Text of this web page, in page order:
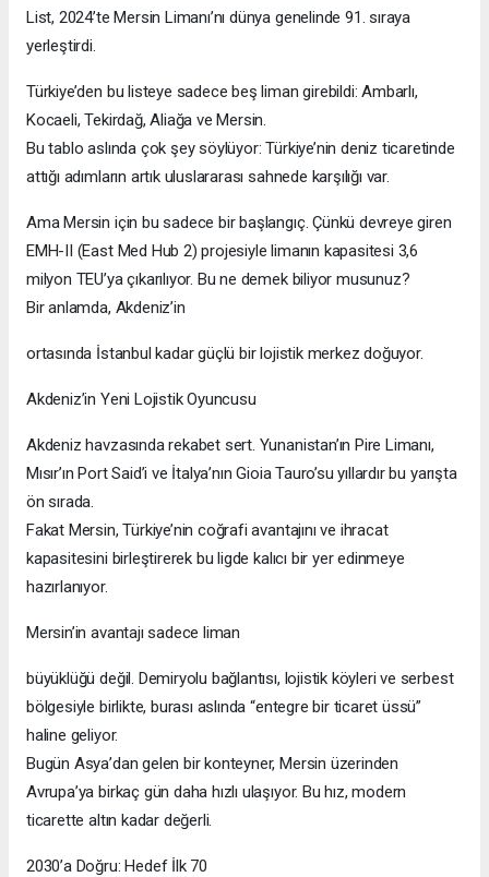
List, 2024’te Mersin Limanı’nı dünya genelinde 91. sıraya
yerleştirdi.
Türkiye’den bu listeye sadece beş liman girebildi: Ambarlı,
Kocaeli, Tekirdağ, Aliağa ve Mersin.
Bu tablo aslında çok şey söylüyor: Türkiye’nin deniz ticaretinde
attığı adımların artık uluslararası sahnede karşılığı var.
Ama Mersin için bu sadece bir başlangıç. Çünkü devreye giren
EMH-II (East Med Hub 2) projesiyle limanın kapasitesi 3,6
milyon TEU’ya çıkarılıyor. Bu ne demek biliyor musunuz?
Bir anlamda, Akdeniz’in
ortasında İstanbul kadar güçlü bir lojistik merkez doğuyor.
Akdeniz’in Yeni Lojistik Oyuncusu
Akdeniz havzasında rekabet sert. Yunanistan’ın Pire Limanı,
Mısır’ın Port Said’i ve İtalya’nın Gioia Tauro’su yıllardır bu yarışta
ön sırada.
Fakat Mersin, Türkiye’nin coğrafi avantajını ve ihracat
kapasitesini birleştirerek bu ligde kalıcı bir yer edinmeye
hazırlanıyor.
Mersin’in avantajı sadece liman
büyüklüğü değil. Demiryolu bağlantısı, lojistik köyleri ve serbest
bölgesiyle birlikte, burası aslında “entegre bir ticaret üssü”
haline geliyor.
Bugün Asya’dan gelen bir konteyner, Mersin üzerinden
Avrupa’ya birkaç gün daha hızlı ulaşıyor. Bu hız, modern
ticarette altın kadar değerli.
2030’a Doğru: Hedef İlk 70